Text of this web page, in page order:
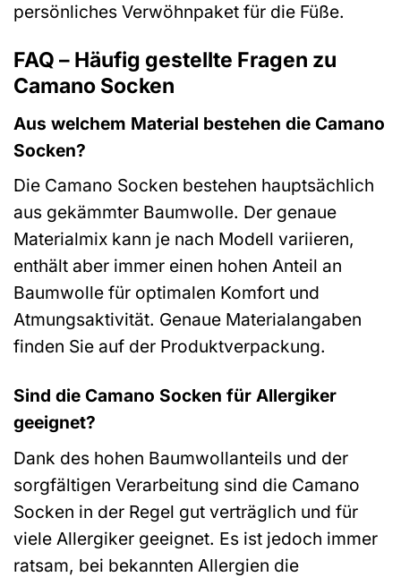
persönliches Verwöhnpaket für die Füße.
FAQ – Häufig gestellte Fragen zu
Camano Socken
Aus welchem Material bestehen die Camano
Socken?
Die Camano Socken bestehen hauptsächlich
aus gekämmter Baumwolle. Der genaue
Materialmix kann je nach Modell variieren,
enthält aber immer einen hohen Anteil an
Baumwolle für optimalen Komfort und
Atmungsaktivität. Genaue Materialangaben
finden Sie auf der Produktverpackung.
Sind die Camano Socken für Allergiker
geeignet?
Dank des hohen Baumwollanteils und der
sorgfältigen Verarbeitung sind die Camano
Socken in der Regel gut verträglich und für
viele Allergiker geeignet. Es ist jedoch immer
ratsam, bei bekannten Allergien die